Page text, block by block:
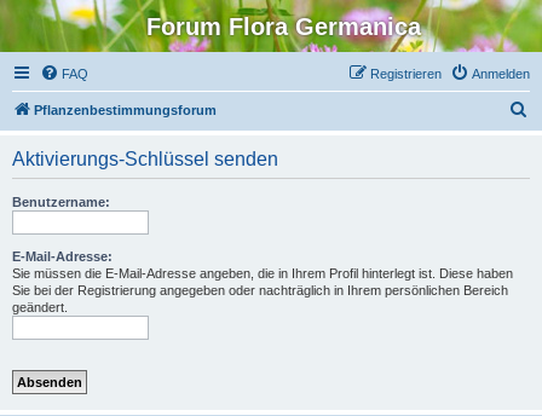
Forum Flora Germanica
FAQ Anmelden
Registrieren
Pflanzenbestimmungsforum
Aktivierungs-Schlüssel senden
Benutzername:
E-Mail-Adresse:
Sie müssen die E-Mail-Adresse angeben, die in Ihrem Profil hinterlegt ist. Diese haben
Sie bei der Registrierung angegeben oder nachträglich in Ihrem persönlichen Bereich
geändert.